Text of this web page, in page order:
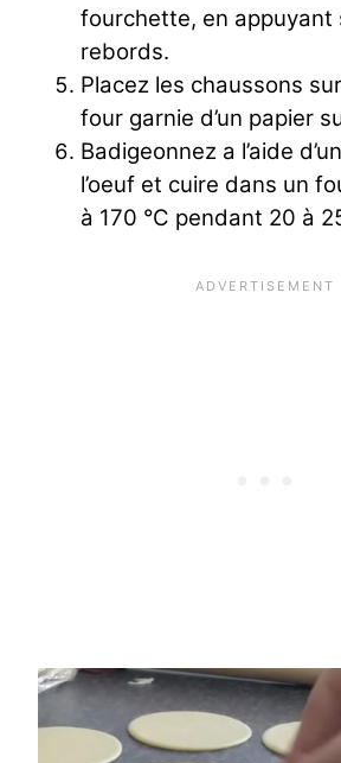
fourchette, en appuyant
rebords.
Placez les chaussons
four garnie d’un papier
Badigeonnez a l’aide
l’oeuf et cuire dans un
à 170 °C pendant 20 à